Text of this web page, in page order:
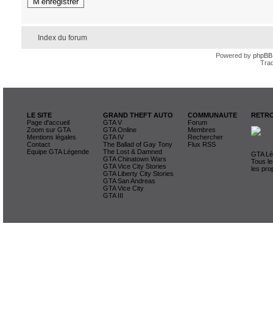
Index du forum
Powered by phpBB
LE SITE
Page d'accueil
Zoom sur GTA
Mentions légales
Contact
Equipe GTA Légende
GRAND THEFT AUTO
GTA V
GTA Online
GTA IV
The Ballad of Gay Tony
The Lost & Damned
GTA Chinatown Wars
GTA Vice City Stories
GTA Liberty City Stories
GTA San Andreas
GTA Vice City
GTA III
COMMUNAUTE
Forum
Membres
Rechercher
Flux RSS
GTA
Tous
les